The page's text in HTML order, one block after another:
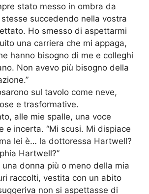
stato messo in ombra da
succedendo nella vostra
Ho smesso di aspettarmi
una carriera che mi appaga,
hanno bisogno di me e colleghi
Non avevo più bisogno della
sul tavolo come neve,
e trasformative.
alle mie spalle, una voce
e incerta. “Mi scusi. Mi dispiace
lei è… la dottoressa Hartwell?
Hartwell?”
donna più o meno della mia
raccolti, vestita con un abito
non si aspettasse di